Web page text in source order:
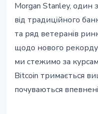
Morgan Stanley, один
від традиційного
та ряд ветеранів
щодо нового
ми стежимо за
Bitcoin тримається
почуваються